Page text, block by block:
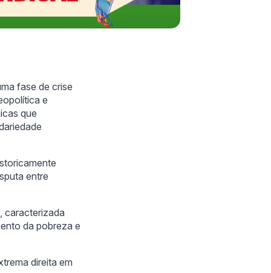
fase de crise
e
que
entre
caracterizada
da pobreza e
direita em